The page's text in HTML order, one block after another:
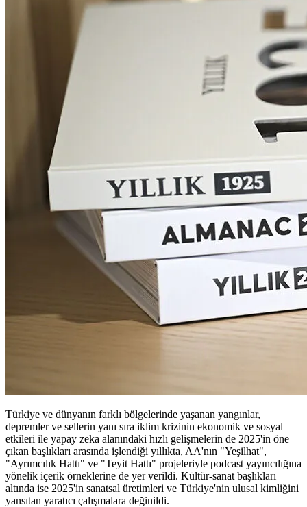
Türkiye ve dünyanın farklı bölgelerinde yaşanan yangınlar,
depremler ve sellerin yanı sıra iklim krizinin ekonomik ve sosyal
etkileri ile yapay zeka alanındaki hızlı gelişmelerin de 2025'in öne
çıkan başlıkları arasında işlendiği yıllıkta, AA'nın "Yeşilhat",
"Ayrımcılık Hattı" ve "Teyit Hattı" projeleriyle podcast yayıncılığına
yönelik içerik örneklerine de yer verildi. Kültür-sanat başlıkları
altında ise 2025'in sanatsal üretimleri ve Türkiye'nin ulusal kimliğini
yansıtan yaratıcı çalışmalara değinildi.